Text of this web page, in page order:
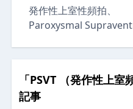
発作性上室性頻拍
Paroxysmal
「PSVT （発作性上
記事